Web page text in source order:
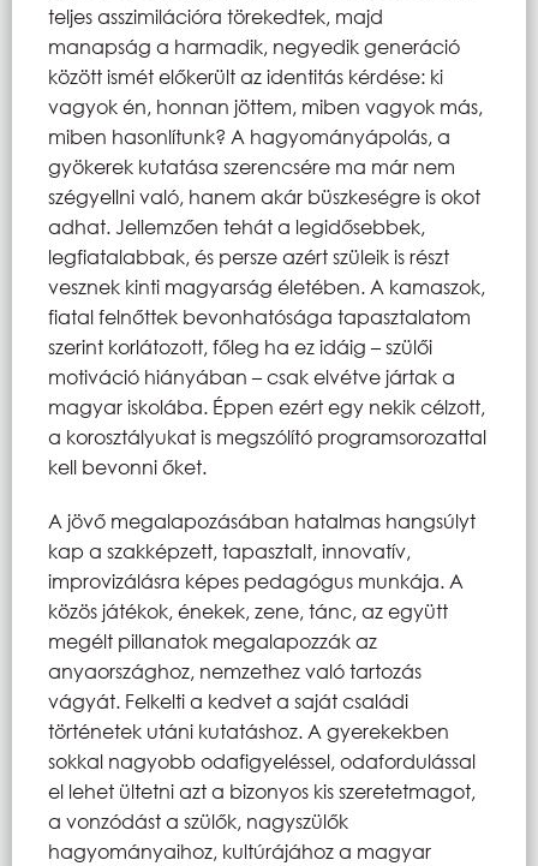
teljes asszimilációra törekedtek, majd
manapság a harmadik, negyedik generáció
között ismét előkerült az identitás kérdése: ki
vagyok én, honnan jöttem, miben vagyok más,
miben hasonlítunk? A hagyományápolás, a
gyökerek kutatása szerencsére ma már nem
szégyellni való, hanem akár büszkeségre is okot
adhat. Jellemzően tehát a legidősebbek,
legfiatalabbak, és persze azért szüleik is részt
vesznek kinti magyarság életében. A kamaszok,
fiatal felnőttek bevonhatósága tapasztalatom
szerint korlátozott, főleg ha ez idáig – szülői
motiváció hiányában – csak elvétve jártak a
magyar iskolába. Éppen ezért egy nekik célzott,
a korosztályukat is megszólító programsorozattal
kell bevonni őket.
A jövő megalapozásában hatalmas hangsúlyt
kap a szakképzett, tapasztalt, innovatív,
improvizálásra képes pedagógus munkája. A
közös játékok, énekek, zene, tánc, az együtt
megélt pillanatok megalapozzák az
anyaországhoz, nemzethez való tartozás
vágyát. Felkelti a kedvet a saját családi
történetek utáni kutatáshoz. A gyerekekben
sokkal nagyobb odafigyeléssel, odafordulással
el lehet ültetni azt a bizonyos kis szeretetmagot,
a vonzódást a szülők, nagyszülők
hagyományaihoz, kultúrájához a magyar